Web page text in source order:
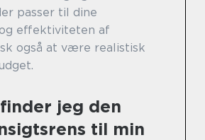
passer til dine
effektiviteten af
også at være realistisk
jeg den
til min